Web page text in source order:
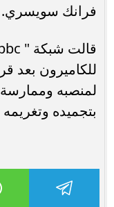
فرانك سويسري.
للكاميرون بعد
لمنصبه
بتجميده وتغريمه